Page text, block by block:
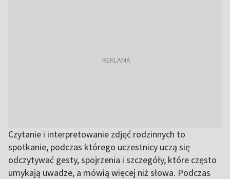
Czytanie i interpretowanie zdjęć rodzinnych to
spotkanie, podczas którego uczestnicy uczą się
odczytywać gesty, spojrzenia i szczegóły, które często
umykają uwadze, a mówią więcej niż słowa. Podczas